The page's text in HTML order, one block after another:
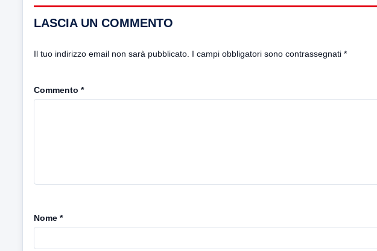
LASCIA UN COMMENTO
Il tuo indirizzo email non sarà pubblicato. I campi obbligatori sono contrassegnati *
Commento *
Nome *